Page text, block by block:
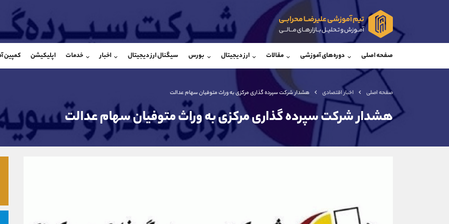
صفحه اصلی دوره‌های آموزشی مقالات ارز دیجیتال بورس سیگنال ارز دیجیتال اخبار خدمات اپلیکیشن کمپین
صفحه اصلی اخبار اقتصادی هشدار شرکت سپرده گذاری مرکزی به وراث متوفیان سهام عدالت
هشدار شرکت سپرده گذاری مرکزی به وراث متوفیان سهام عدالت
واتساپ شروع گفتگو
@Armteam_admin_33
@Armteam_admin_103
داخلی 103
اطلاعات تماس (دفتر فروش)